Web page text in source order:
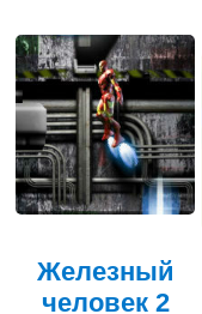
Железный
человек 2